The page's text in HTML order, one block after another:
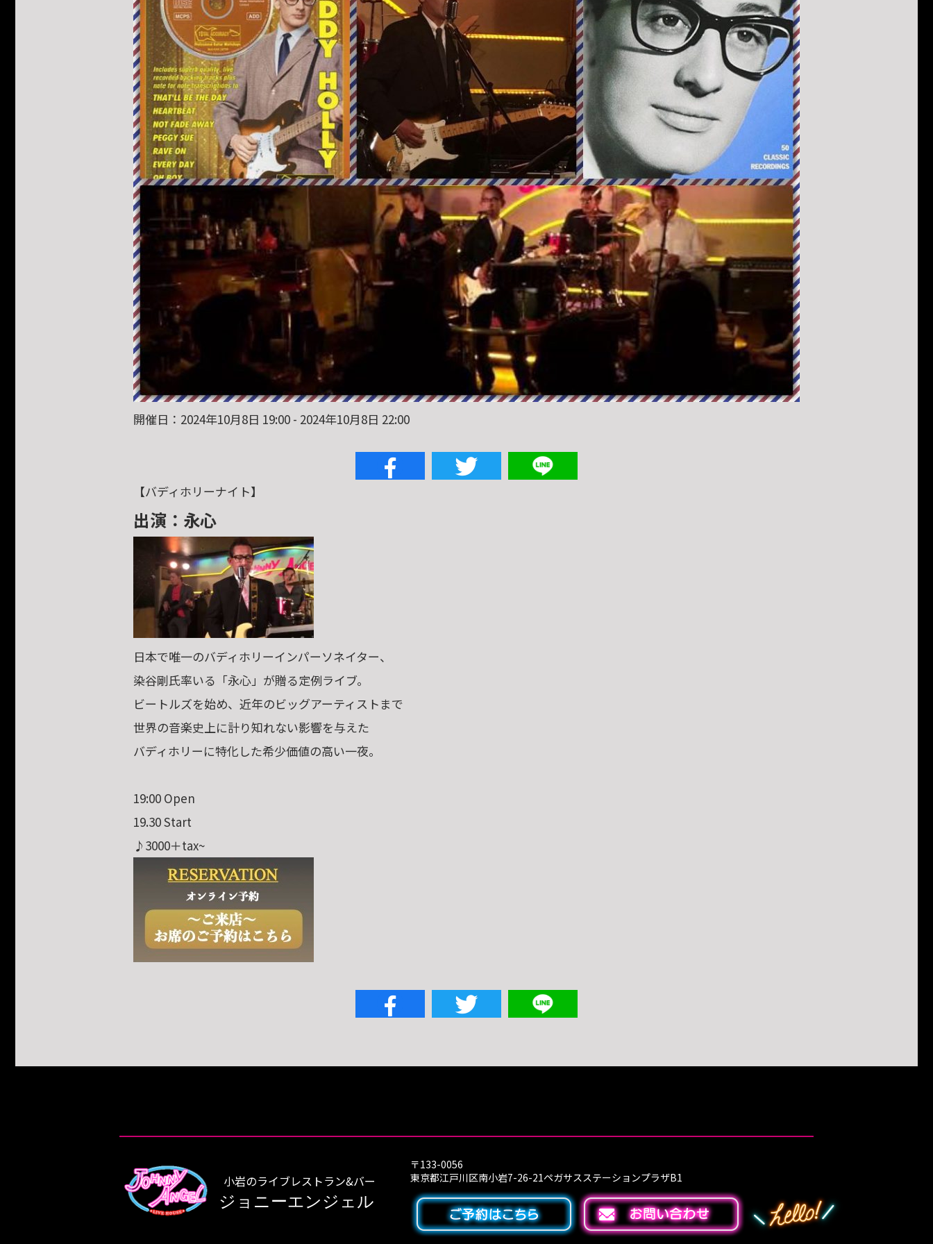
開催日：2024年10月8日 19:00 - 2024年10月8日 22:00
【バディホリーナイト】
出演：永心
日本で唯一のバディホリーインパーソネイター、
染谷剛氏率いる「永心」が贈る定例ライブ。
ビートルズを始め、近年のビッグアーティストまで
世界の音楽史上に計り知れない影響を与えた
バディホリーに特化した希少価値の高い一夜。
19:00 Open
19.30 Start
♪3000＋tax~
小岩のライブレストラン&バー
ジョニーエンジェル
〒133-0056
東京都江戸川区南小岩7-26-21ペガサスステーションプラザB1